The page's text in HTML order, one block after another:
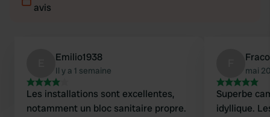
avis
Emilio1938
Il y a 1 semaine
Les installations sont excellentes,
notamment un bloc sanitaire propre.
mai
Superbe
idyllique.